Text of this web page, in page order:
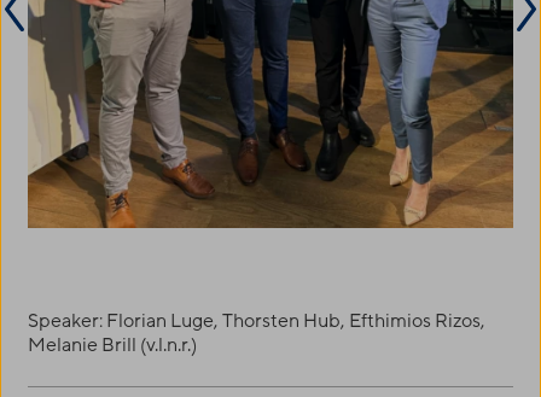
Speaker: Florian Luge, Thorsten Hub, Efthimios Rizos,
Melanie Brill (v.l.n.r.)